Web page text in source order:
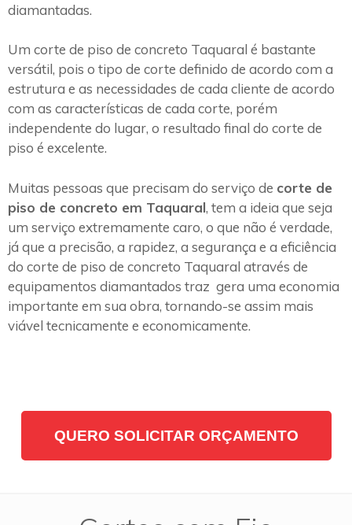
diamantadas.
Um corte de piso de concreto Taquaral é bastante
versátil, pois o tipo de corte definido de acordo com a
estrutura e as necessidades de cada cliente de acordo
com as características de cada corte, porém
independente do lugar, o resultado final do corte de
piso é excelente.
Muitas pessoas que precisam do serviço de corte de
piso de concreto em Taquaral, tem a ideia que seja
um serviço extremamente caro, o que não é verdade,
já que a precisão, a rapidez, a segurança e a eficiência
do corte de piso de concreto Taquaral através de
equipamentos diamantados traz gera uma economia
importante em sua obra, tornando-se assim mais
viável tecnicamente e economicamente.
QUERO SOLICITAR ORÇAMENTO